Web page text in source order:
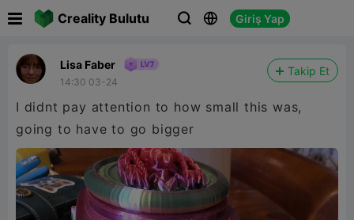
Creality Bulutu   Giriş Yap
Lisa Faber
14:30 03-24
Takip Et
I didnt pay attention to how small this was,
going to have to go bigger